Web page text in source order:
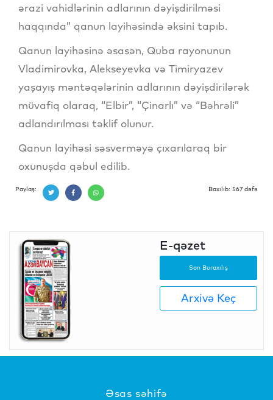
ərazi vahidlərinin adlarının dəyişdirilməsi
haqqında” qanun layihəsində əksini tapıb.
Qanun layihəsinə əsasən, Quba rayonunun
Vladimirovka, Alekseyevka və Timiryazev
yaşayış məntəqələrinin adlarının dəyişdirilərək
müvafiq olaraq, “Elbir”, “Çinarlı” və “Bəhrəli”
adlandırılması təklif olunur.
Qanun layihəsi səsverməyə çıxarılaraq bir
oxunuşda qəbul edilib.
Paylaş: Baxılıb: 567 dəfə
E-qəzet
Son Buraxılış
Arxivə Keç
Əsas səhifə